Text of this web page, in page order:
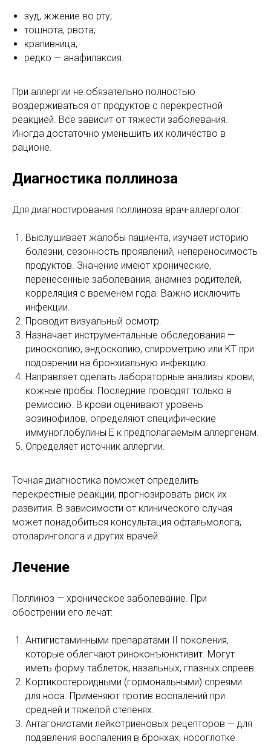
зуд, жжение во рту;
тошнота, рвота;
крапивница;
редко — анафилаксия.
При аллергии не обязательно полностью
воздерживаться от продуктов с перекрестной
реакцией. Все зависит от тяжести заболевания.
Иногда достаточно уменьшить их количество в
рационе.
Диагностика поллиноза
Для диагностирования поллиноза врач-аллерголог:
Выслушивает жалобы пациента, изучает историю
болезни, сезонность проявлений, непереносимость
продуктов. Значение имеют хронические,
перенесенные заболевания, анамнез родителей,
корреляция с временем года. Важно исключить
инфекции.
Проводит визуальный осмотр.
Назначает инструментальные обследования —
риноскопию, эндоскопию, спирометрию или КТ при
подозрении на бронхиальную инфекцию.
Направляет сделать лабораторные анализы крови,
кожные пробы. Последние проводят только в
ремиссию. В крови оценивают уровень
эозинофилов, определяют специфические
иммуноглобулины Е к предполагаемым аллергенам.
Определяет источник аллергии.
Точная диагностика поможет определить
перекрестные реакции, прогнозировать риск их
развития. В зависимости от клинического случая
может понадобиться консультация офтальмолога,
отоларинголога и других врачей.
Лечение
Поллиноз — хроническое заболевание. При
обострении его лечат:
Антигистаминными препаратами II поколения,
которые облегчают риноконъюнктивит. Могут
иметь форму таблеток, назальных, глазных спреев.
Кортикостероидными (гормональными) спреями
для носа. Применяют против воспалений при
средней и тяжелой степенях.
Антагонистами лейкотриеновых рецепторов — для
подавления воспаления в бронхах, носоглотке.